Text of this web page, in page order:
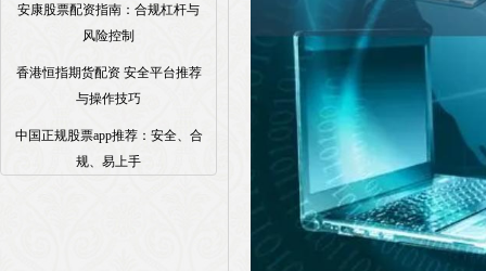
安康股票配资指南：合规杠杆与
风险控制
香港恒指期货配资 安全平台推荐
与操作技巧
中国正规股票app推荐：安全、合
规、易上手